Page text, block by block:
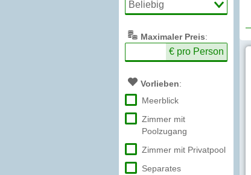
Maximaler Preis:
€ pro Person
Vorlieben:
Meerblick
Zimmer mit
Poolzugang
Zimmer mit Privatpool
Separates